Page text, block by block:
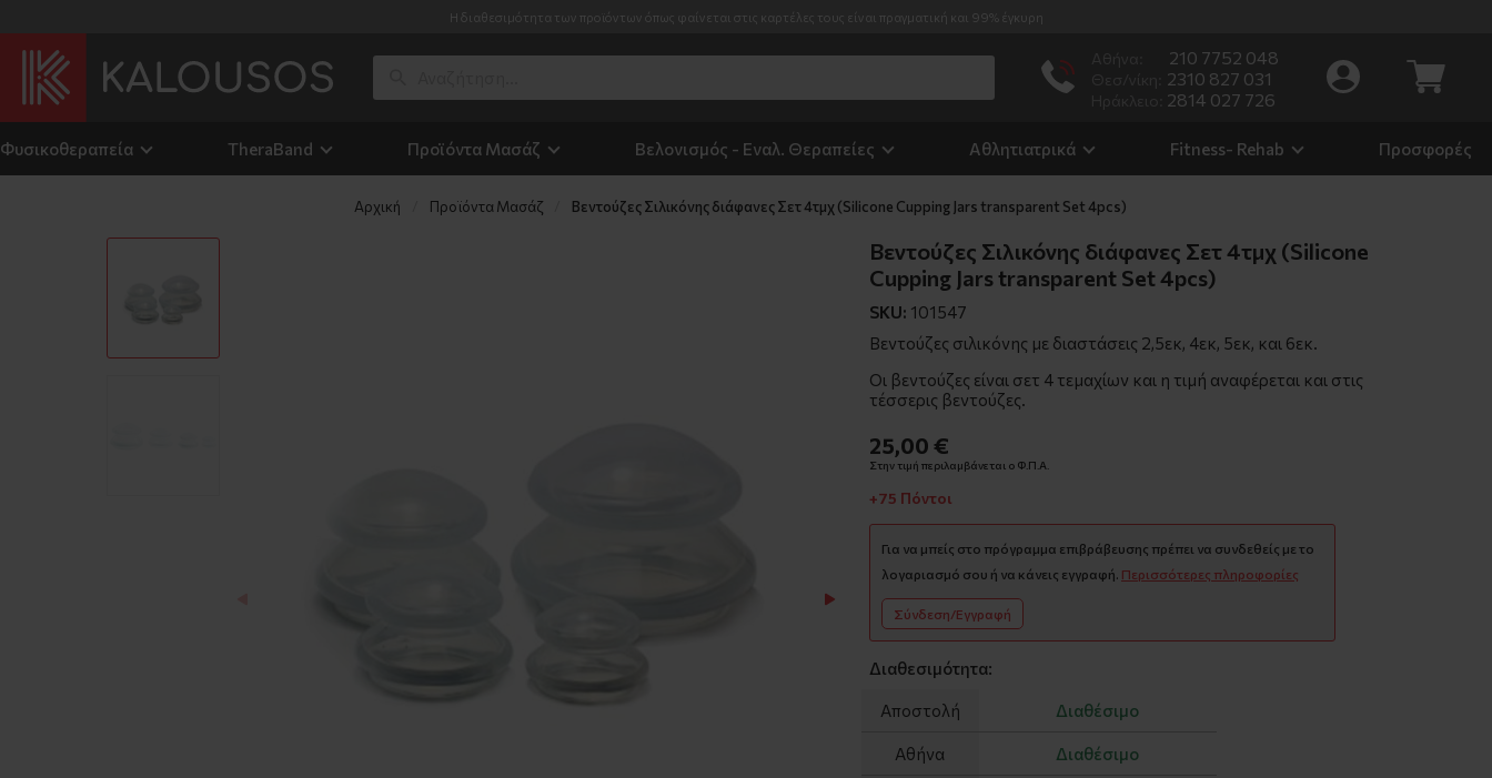
Η διαθεσιμότητα των προϊόντων όπως φαίνεται στις καρτέλες τους είναι πραγματική και 99% έγκυρη
210 7752 048
2310 827 031
2814 027 726
Φυσικοθεραπεία TheraΒand Προϊόντα Μασάζ Βελονισμός - Εναλ. Θεραπείες Αθλητιατρικά Fitness- Rehab Προσφορές
Αρχική Προϊόντα Μασάζ Βεντούζες Σιλικόνης διάφανες Σετ 4τμχ (Silicone Cupping Jars transparent Set 4pcs)
Βεντούζες Σιλικόνης διάφανες Σετ 4τμχ (Silicone
Cupping Jars transparent Set 4pcs)
SKU: 101547
Βεντούζες σιλικόνης με διαστάσεις 2,5εκ, 4εκ, 5εκ, και 6εκ.
Οι βεντούζες είναι σετ 4 τεμαχίων και η τιμή αναφέρεται και στις
τέσσερις βεντούζες.
25,00 €
Στην τιμή περιλαμβάνεται ο Φ.Π.Α.
+75 Πόντοι
Για να μπείς στο πρόγραμμα επιβράβευσης πρέπει να συνδεθείς με το
λογαριασμό σου ή να κάνεις εγγραφή. Περισσότερες πληροφορίες
Σύνδεση/Εγγραφή
Διαθεσιμότητα:
Αποστολή Διαθέσιμο
Αθήνα Διαθέσιμο